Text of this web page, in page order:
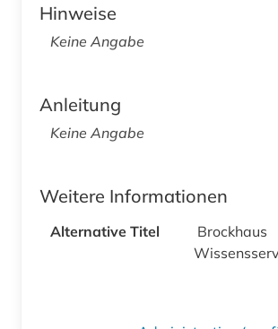
Hinweise
Keine Angabe
Anleitung
Keine Angabe
Weitere Informationen
Alternative Titel
Brockhaus